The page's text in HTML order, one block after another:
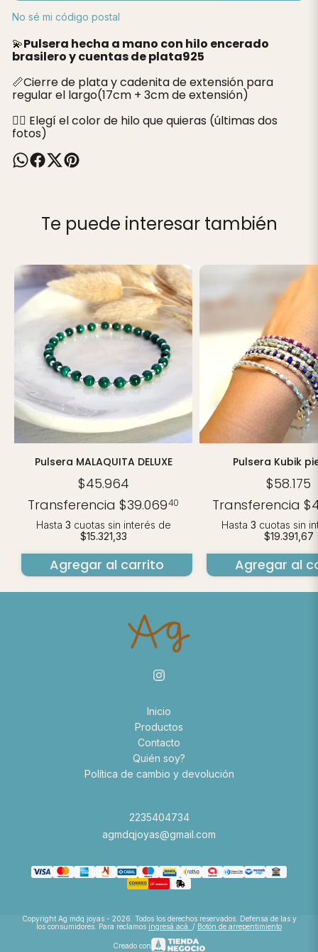
No sé mi código postal
💫Pulsera hecha a mano con hilo encerado
brasilero y cuentas de plata925
📏Cierre de plata y cadenita de extensión para
regular el largo(17cm + 3cm de extensión)
👉🏽 Elegí el color de hilo que quieras (últimas dos
fotos)
Te puede interesar también
Pulsera MALAQUITA DELUXE
$45.964
Transferencia$39.06940
Hasta 3 cuotas sin interés de
$15.321,33
Agregar al carrito
Pulsera Kubik
$58.175
Transferencia
Hasta 3 cuotas sin
$19.391,67
Agregar al
Inicio
Productos
Contacto
Quién soy?
Política de cambio y devolución
2235404734
agmdqjoyas@gmail.com
Copyright Ag mdq joyas - 2026. Todos los derechos reservados. Defensa de las y
los consumidores. Para reclamos ingresá acá. / Botón de arrepentimiento
Creado con